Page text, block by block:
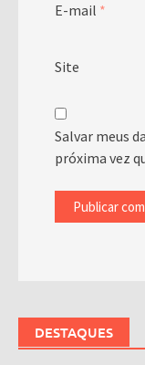
E-mail *
Site
Salvar meus
próxima vez
DESTAQUES